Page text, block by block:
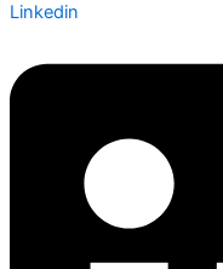
Linkedin